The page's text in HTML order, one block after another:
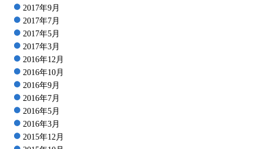
2017年9月
2017年7月
2017年5月
2017年3月
2016年12月
2016年10月
2016年9月
2016年7月
2016年5月
2016年3月
2015年12月